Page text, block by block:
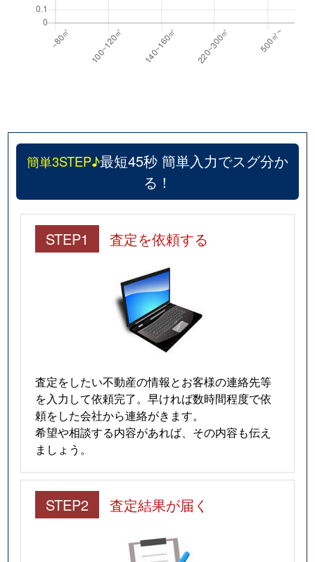
簡単3STEP♪最短45秒 簡単入力でスグ分か
る！
STEP1 査定を依頼する
査定をしたい不動産の情報とお客様の連絡先等
を入力して依頼完了。早ければ数時間程度で依
頼をした会社から連絡がきます。
希望や相談する内容があれば、その内容も伝え
ましょう。
STEP2 査定結果が届く